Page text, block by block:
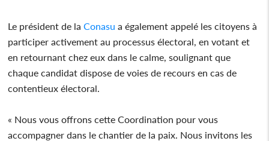
Le président de laConasu a également appelé les citoyens à
participer activement au processus électoral, en votant et
en retournant chez eux dans le calme, soulignant que
chaque candidat dispose de voies de recours en cas de
contentieux électoral.
« Nous vous offrons cette Coordination pour vous
accompagner dans le chantier de la paix. Nous invitons les